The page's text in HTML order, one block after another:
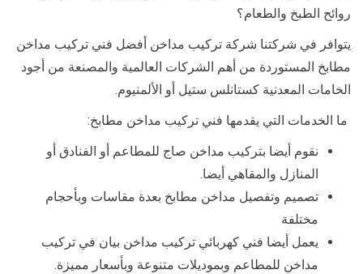
روائح الطبخ والطعام؟
يتوافر في شركتنا شركة تركيب مداخن أفضل فني تركيب مداخن
مطابخ المستوردة من أهم الشركات العالمية والمصنعة من أجود
الخامات المعدنية كستانلس ستيل أو الألمنيوم.
ما الخدمات التي يقدمها فني تركيب مداخن مطابخ:
نقوم أيضا بتركيب مداخن صاج للمطاعم أو الفنادق أو
المنازل والمقاهي أيضا.
تصميم وتفصيل مداخن مطابخ بعدة مقاسات وبأحجام
مختلفة
يعمل أيضا فني كهربائي تركيب مداخن بيان في تركيب
مداخن للمطاعم وبموديلات متنوعة وبأسعار مميزة.